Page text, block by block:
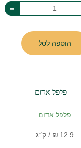
-
הוספה לסל
פלפל אדום